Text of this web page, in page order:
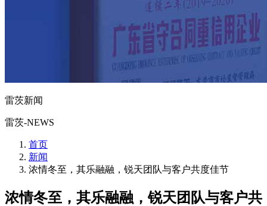
雷茨新闻
雷茨-NEWS
首页
新闻
浓情冬至，其乐融融，锐天团队与客户共度佳节
浓情冬至，其乐融融，锐天团队与客户共